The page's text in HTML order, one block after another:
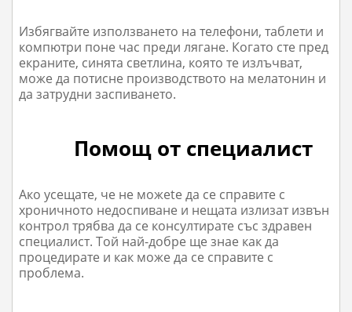
Избягвайте използването на телефони, таблети и
компютри поне час преди лягане. Когато сте пред
екраните, синята светлина, която те излъчват,
може да потисне производството на мелатонин и
да затрудни заспиването.
Помощ от специалист
Ако усещате, че не можеte да се справите с
хроничното недоспиване и нещата излизат извън
контрол трябва да се консултирате със здравен
специалист. Той най-добре ще знае как да
процедирате и как може да се справите с
проблема.